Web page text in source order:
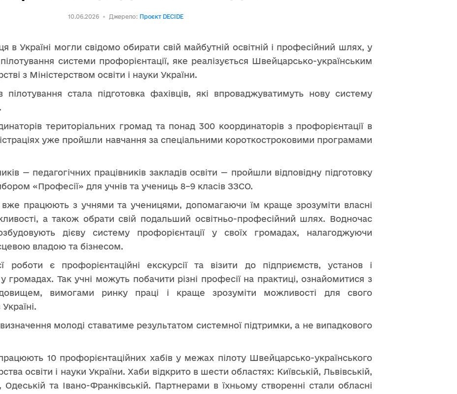
10.06.2026 Джерело: Проєкт DECIDE
в Україні могли свідомо обирати свій майбутній освітній і професійний шлях, у
системи профорієнтації, яке реалізується Швейцарсько-українським
з Міністерством освіти і науки України.
стала підготовка фахівців, які впроваджуватимуть нову систему
територіальних громад та понад 300 координаторів з профорієнтації в
уже пройшли навчання за спеціальними короткостроковими програмами
— педагогічних працівників закладів освіти — пройшли відповідну підготовку
«Професії» для учнів та учениць 8–9 класів ЗЗСО.
вже працюють з учнями та ученицями, допомагаючи їм краще зрозуміти власні
а також обрати свій подальший освітньо-професійний шлях. Водночас
дієву систему профорієнтації у своїх громадах, налагоджуючи
владою та бізнесом.
роботи є профорієнтаційні екскурсії та візити до підприємств, установ і
громадах. Так учні можуть побачити різні професії на практиці, ознайомитися з
вимогами ринку праці і краще зрозуміти можливості для свого
молоді ставатиме результатом системної підтримки, а не випадкового
10 профорієнтаційних хабів у межах пілоту Швейцарсько-українського
освіти і науки України. Хаби відкрито в шести областях: Київській, Львівській,
Одеській та Івано-Франківській. Партнерами в їхньому створенні стали обласні